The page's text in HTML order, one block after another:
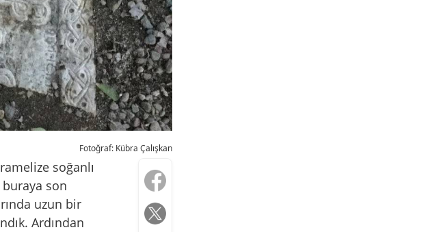
Fotoğraf: Kübra Çalışkan
soğanlı
son
uzun bir
Ardından